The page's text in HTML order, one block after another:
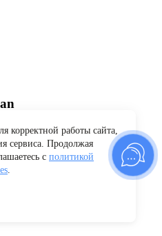
корректной работы сайта,
сервиса. Продолжая
с политикой
.